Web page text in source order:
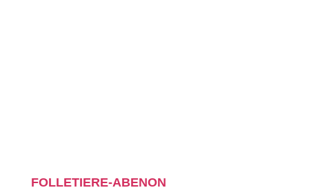
FOLLETIERE-ABENON